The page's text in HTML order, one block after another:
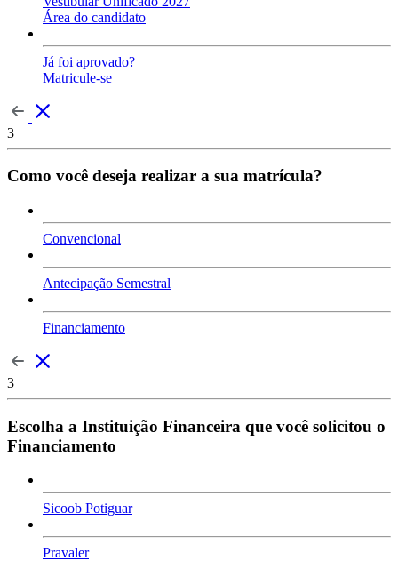
Área do candidato
Já foi aprovado?
Matricule-se
3
Como você deseja realizar a sua matrícula?
Convencional
Antecipação Semestral
Financiamento
3
Escolha a Instituição Financeira que você solicitou o
Financiamento
Sicoob Potiguar
Pravaler